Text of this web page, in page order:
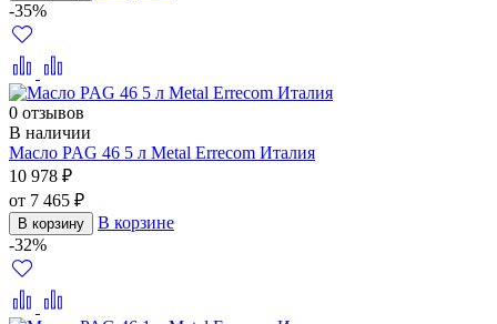
-35%
0 отзывов
В наличии
Масло PAG 46 5 л Metal Errecom Италия
10 978 ₽
от 7 465 ₽
В корзину
В корзине
-32%